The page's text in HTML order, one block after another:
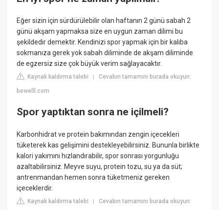
Eğer sizin için sürdürülebilir olan haftanın 2 günü sabah 2
günü akşam yapmaksa size en uygun zaman dilimi bu
şekildedir demektir. Kendinizi spor yapmak için bir kalıba
sokmanıza gerek yok sabah diliminde de akşam diliminde
de egzersiz size çok büyük verim sağlayacaktır.
Kaynak kaldırma talebi |Cevabın tamamını burada okuyun:
bewelll.com
Spor yaptıktan sonra ne içilmeli?
Karbonhidrat ve protein bakımından zengin içecekleri
tüketerek kas gelişimini destekleyebilirsiniz. Bununla birlikte
kalori yakımını hızlandırabilir, spor sonrası yorgunluğu
azaltabilirsiniz. Meyve suyu, protein tozu, su ya da süt;
antrenmandan hemen sonra tüketmeniz gereken
içeceklerdir.
Kaynak kaldırma talebi |Cevabın tamamını burada okuyun: